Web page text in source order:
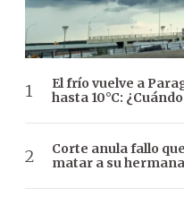
El frío vuelve a
hasta 10°C:
Corte anula fallo
matar a su